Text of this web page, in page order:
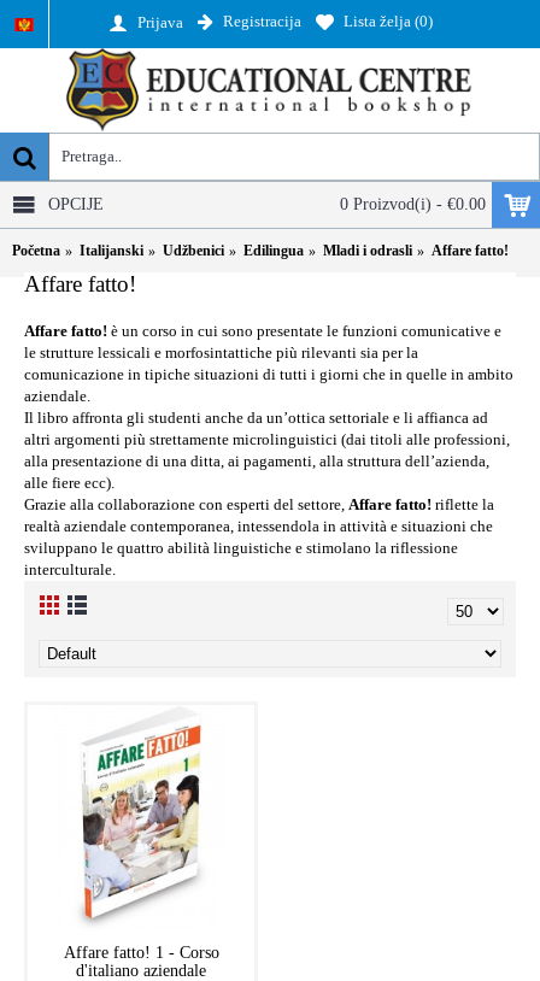
Prijava Registracija Lista želja (0)
0 Proizvod(i) - €0.00
OPCIJE
Početna Italijanski Udžbenici Edilingua Mladi i odrasli Affare fatto!
Affare fatto!
Affare fatto! è un corso in cui sono presentate le funzioni comunicative e
le strutture lessicali e morfosintattiche più rilevanti sia per la
comunicazione in tipiche situazioni di tutti i giorni che in quelle in ambito
aziendale.
Il libro affronta gli studenti anche da un’ottica settoriale e li affianca ad
altri argomenti più strettamente microlinguistici (dai titoli alle professioni,
alla presentazione di una ditta, ai pagamenti, alla struttura dell’azienda,
alle fiere ecc).
Grazie alla collaborazione con esperti del settore, Affare fatto! riflette la
realtà aziendale contemporanea, intessendola in attività e situazioni che
sviluppano le quattro abilità linguistiche e stimolano la riflessione
interculturale.
Affare fatto! 1 - Corso
d'italiano aziendale